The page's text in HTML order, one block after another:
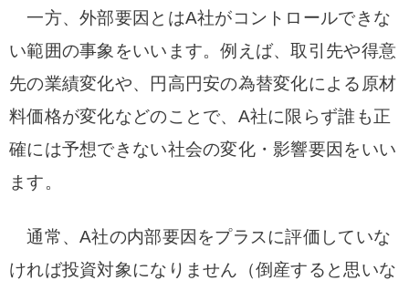
一方、外部要因とはA社がコントロールできな
い範囲の事象をいいます。例えば、取引先や得意
先の業績変化や、円高円安の為替変化による原材
料価格が変化などのことで、A社に限らず誰も正
確には予想できない社会の変化・影響要因をいい
ます。
通常、A社の内部要因をプラスに評価していな
ければ投資対象になりません（倒産すると思いな